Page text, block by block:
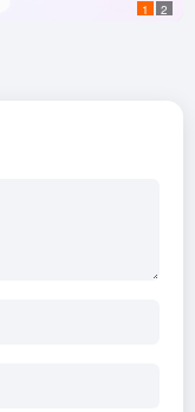
1 2